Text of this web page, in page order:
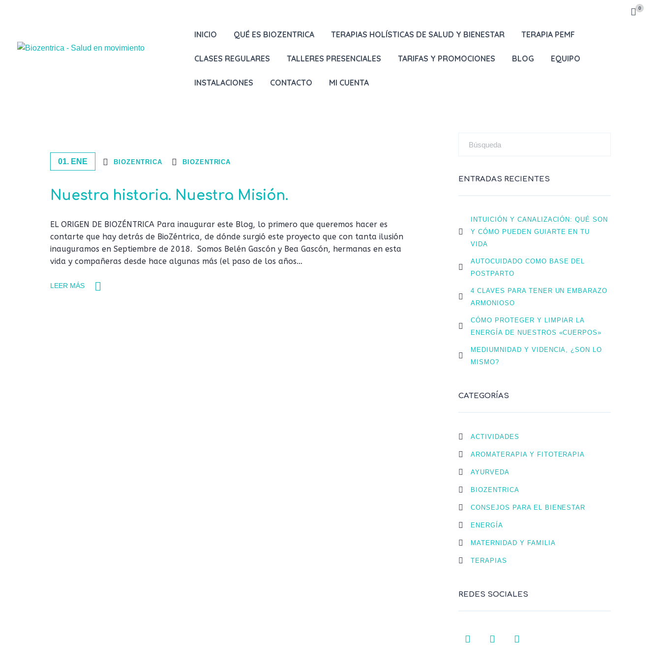
0
INICIO QUÉ ES BIOZENTRICA TERAPIAS HOLÍSTICAS DE SALUD Y BIENESTAR TERAPIA PEMF
CLASES REGULARES TALLERES PRESENCIALES TARIFAS Y PROMOCIONES BLOG EQUIPO
INSTALACIONES CONTACTO MI CUENTA
01. ENE BIOZENTRICA BIOZENTRICA
Nuestra historia. Nuestra Misión.
EL ORIGEN DE BIOZÉNTRICA Para inaugurar este Blog, lo primero que queremos hacer es
contarte que hay detrás de BioZéntrica, de dónde surgió este proyecto que con tanta ilusión
inauguramos en Septiembre de 2018. Somos Belén Gascón y Bea Gascón, hermanas en esta
vida y compañeras desde hace algunas más (el paso de los años…
LEER MÁS
ENTRADAS RECIENTES
INTUICIÓN Y CANALIZACIÓN: QUÉ SON
Y CÓMO PUEDEN GUIARTE EN TU
VIDA
AUTOCUIDADO COMO BASE DEL
POSTPARTO
4 CLAVES PARA TENER UN EMBARAZO
ARMONIOSO
CÓMO PROTEGER Y LIMPIAR LA
ENERGÍA DE NUESTROS «CUERPOS»
MEDIUMNIDAD Y VIDENCIA, ¿SON LO
MISMO?
CATEGORÍAS
ACTIVIDADES
AROMATERAPIA Y FITOTERAPIA
AYURVEDA
BIOZENTRICA
CONSEJOS PARA EL BIENESTAR
ENERGÍA
MATERNIDAD Y FAMILIA
TERAPIAS
REDES SOCIALES